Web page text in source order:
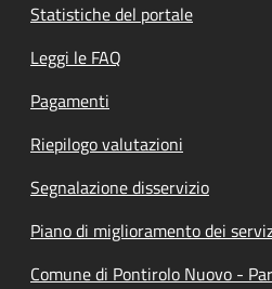
Statistiche del portale
Leggi le FAQ
Pagamenti
Riepilogo valutazioni
Segnalazione disservizio
Piano di miglioramento dei
Comune di Pontirolo Nuovo -